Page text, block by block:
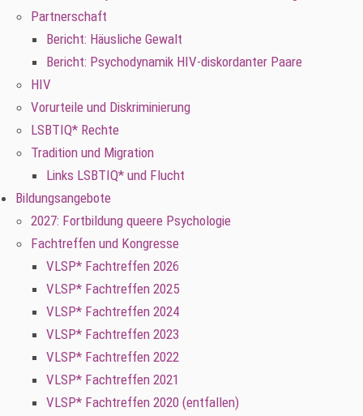
Partnerschaft
Bericht: Häusliche Gewalt
Bericht: Psychodynamik HIV-diskordanter Paare
HIV
Vorurteile und Diskriminierung
LSBTIQ* Rechte
Tradition und Migration
Links LSBTIQ* und Flucht
Bildungsangebote
2027: Fortbildung queere Psychologie
Fachtreffen und Kongresse
VLSP* Fachtreffen 2026
VLSP* Fachtreffen 2025
VLSP* Fachtreffen 2024
VLSP* Fachtreffen 2023
VLSP* Fachtreffen 2022
VLSP* Fachtreffen 2021
VLSP* Fachtreffen 2020 (entfallen)